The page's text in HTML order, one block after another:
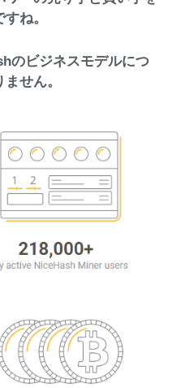
ね。
のビジネスモデルにつ
せん。